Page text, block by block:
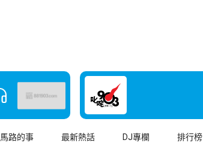
馬路的事 最新熱話 DJ專欄 排行榜